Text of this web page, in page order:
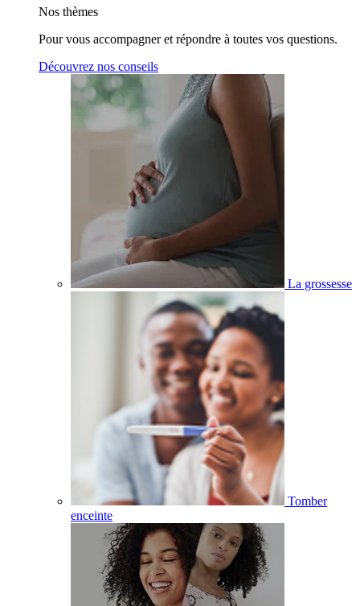
Nos thèmes
Pour vous accompagner et répondre à toutes vos questions.
Découvrez nos conseils
La grossesse
Tomber
enceinte